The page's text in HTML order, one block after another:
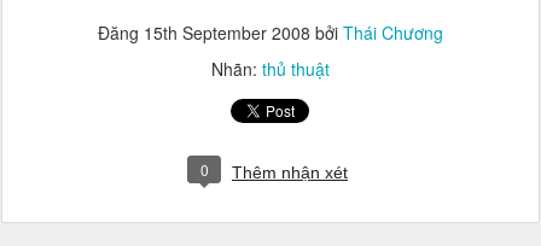
Đăng 15th September 2008 bởi Thái Chương
Nhãn: thủ thuật
0 Thêm nhận xét